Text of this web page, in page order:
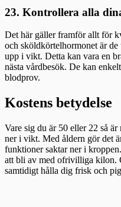
23. Kontrollera alla
Det här gäller framför allt för
och sköldkörtelhormonet är
upp i vikt. Detta kan vara en
nästa vårdbesök. De kan
blodprov.
Kostens betydelse
Vare sig du är 50 eller 22 så
ner i vikt. Med åldern gör det
funktioner saktar ner i
att bli av med ofrivilliga kilon.
samtidigt hålla dig frisk och